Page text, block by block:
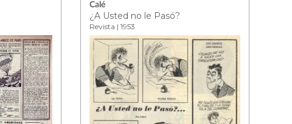
Calé
¿A Usted no le Pasó?
Revista | 1953